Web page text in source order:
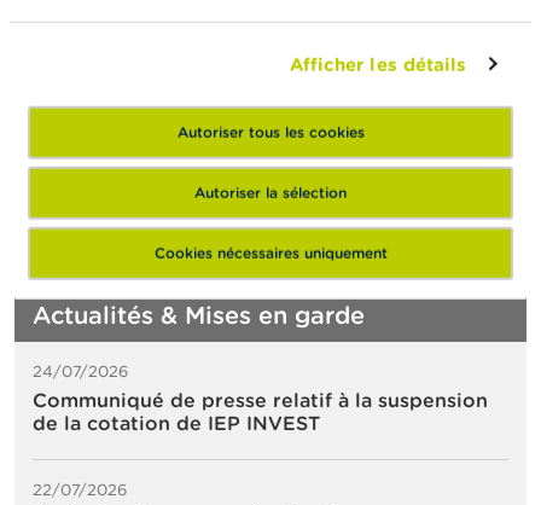
Afficher les détails
Autoriser tous les cookies
Autoriser la sélection
Cookies nécessaires uniquement
consommation de se demander si elles ont réellement
Consultez égalementWikifin.be
pour plus
d’informations et de conseils sur l’assurance solde
restant dû pour un crédit à la consommation.
Actualités & Mises en garde
24/07/2026
Communiqué de presse relatif à la suspension
de la cotation de IEP INVEST
22/07/2026